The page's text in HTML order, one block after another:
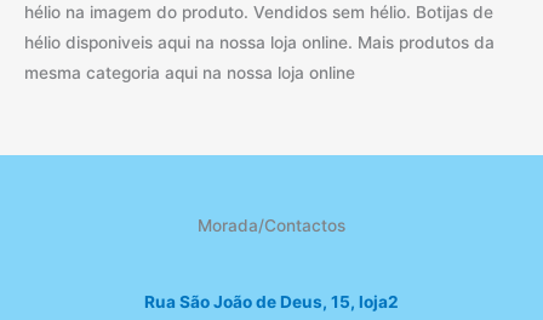
hélio na imagem do produto. Vendidos sem hélio. Botijas de
hélio disponiveis aqui na nossa loja online. Mais produtos da
mesma categoria aqui na nossa loja online
Morada/Contactos
Rua São João de Deus, 15, loja2